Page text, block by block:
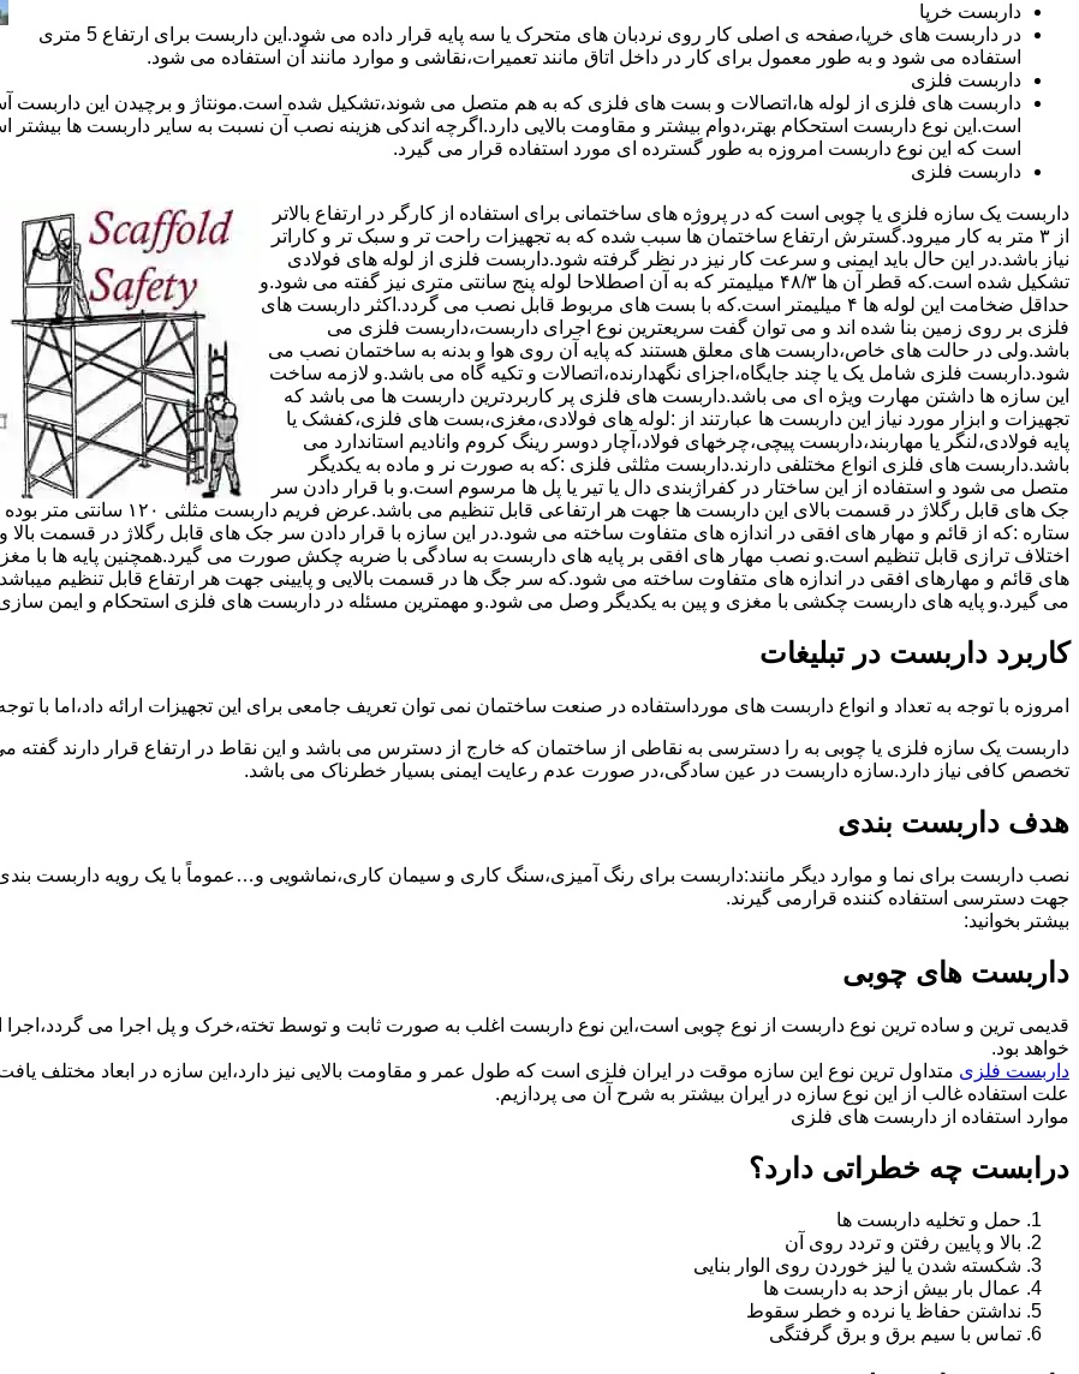
داربست خرپا
در داربست های خرپا،صفحه ی اصلی کار روی نردبان های متحرک یا سه پایه قرار داده می شود.این داربست برای ارتفاع 5 متری
استفاده می شود و به طور معمول برای کار در داخل اتاق مانند تعمیرات،نقاشی و موارد مانند آن استفاده می شود.
داربست فلزی
داربست های فلزی از لوله ها،اتصالات و بست های فلزی که به هم متصل می شوند،تشکیل شده است.مونتاژ و برچیدن این داربست
است.این نوع داربست استحکام بهتر،دوام بیشتر و مقاومت بالایی دارد.اگرچه اندکی هزینه نصب آن نسبت به سایر داربست ها
است که این نوع داربست امروزه به طور گسترده ای مورد استفاده قرار می گیرد.
داربست فلزی
داربست یک سازه فلزی یا چوبی است که در پروژه های ساختمانی برای استفاده از کارگر در ارتفاع بالاتر
از ۳ متر به کار میرود.گسترش ارتفاع ساختمان ها سبب شده که به تجهیزات راحت تر و سبک تر و کاراتر
نیاز باشد.در این حال باید ایمنی و سرعت کار نیز در نظر گرفته شود.داربست فلزی از لوله های فولادی
تشکیل شده است.که قطر آن ها ۴۸/۳ میلیمتر که به آن اصطلاحا لوله پنج سانتی متری نیز گفته می شود.و
حداقل ضخامت این لوله ها ۴ میلیمتر است.که با بست های مربوط قابل نصب می گردد.اکثر داربست های
فلزی بر روی زمین بنا شده اند و می توان گفت سریعترین نوع اجرای داربست،داربست فلزی می
باشد.ولی در حالت های خاص،داربست های معلق هستند که پایه آن روی هوا و بدنه به ساختمان نصب می
شود.داربست فلزی شامل یک یا چند جایگاه،اجزای نگهدارنده،اتصالات و تکیه گاه می باشد.و لازمه ساخت
این سازه ها داشتن مهارت ویژه ای می باشد.داربست های فلزی پر کاربردترین داربست ها می باشد که
تجهیزات و ابزار مورد نیاز این داربست ها عبارتند از :لوله های فولادی،مغزی،بست های فلزی،کفشک یا
پایه فولادی،لنگر یا مهاربند،داربست پیچی،چرخهای فولاد،آچار دوسر رینگ کروم وانادیم استاندارد می
باشد.داربست های فلزی انواع مختلفی دارند.داربست مثلثی فلزی :که به صورت نر و ماده به یکدیگر
متصل می شود و استفاده از این ساختار در کفراژبندی دال یا تیر یا پل ها مرسوم است.و با قرار دادن سر
جک های قابل رگلاژ در قسمت بالای
ستاره :که از قائم و مهار های افقی در اندازه های متفاوت ساخته می شود.در این سازه با قرار دادن سر جک های قابل رگلاژ در قسمت
اختلاف ترازی قابل تنظیم است.و نصب مهار های افقی بر پایه های داربست به سادگی با ضربه چکش صورت می گیرد.همچنین پایه ها با
های قائم و مهارهای افقی در اندازه های متفاوت ساخته می شود.که سر جگ ها در قسمت بالایی و پایینی جهت هر ارتفاع قابل تنظیم
می گیرد.و پایه های داربست چکشی با مغزی و پین به یکدیگر وصل می شود.و مهمترین مسئله در داربست های فلزی استحکام و ایمن
کاربرد داربست در تبلیغات
امروزه با توجه به تعداد و انواع داربست های مورداستفاده در صنعت ساختمان نمی توان تعریف جامعی برای این تجهیزات ارائه داد،اما با
داربست یک سازه فلزی یا چوبی به را دسترسی به نقاطی از ساختمان که خارج از دسترس می باشد و این نقاط در ارتفاع قرار دارند
تخصص کافی نیاز دارد.سازه داربست در عین سادگی،در صورت عدم رعایت ایمنی بسیار خطرناک می باشد.
هدف داربست بندی
نصب داربست برای نما و موارد دیگر مانند:داربست برای رنگ آمیزی،سنگ کاری و سیمان کاری،نماشویی و…عموماً با یک رویه داربست
جهت دسترسی استفاده کننده قرارمی گیرند.
بیشتر بخوانید:
داربست های چوبی
قدیمی ترین و ساده ترین نوع داربست از نوع چوبی است،این نوع داربست اغلب به صورت ثابت و توسط تخته،خرک و پل اجرا می گردد،اجرا
خواهد بود.
داربست فلزی متداول ترین نوع این سازه موقت در ایران فلزی است که طول عمر و مقاومت بالایی نیز دارد،این سازه در ابعاد
علت استفاده غالب از این نوع سازه در ایران بیشتر به شرح آن می پردازیم.
موارد استفاده از داربست های فلزی
درابست چه خطراتی دارد؟
حمل و تخلیه داربست ها
بالا و پایین رفتن و تردد روی آن
شکسته شدن یا لیز خوردن روی الوار بنایی
عمال بار بیش ازحد به داربست ها
نداشتن حفاظ یا نرده و خطر سقوط
تماس با سیم برق و برق گرفتگی